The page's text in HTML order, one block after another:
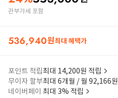
관부가세 포함
536,940원최대 혜택가
포인트 적립최대 14,200원 적립
무이자 할부최대 6개월 / 월 92,166원
네이버페이 최대 3% 적립